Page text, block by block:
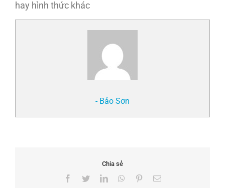
hay hình thức khác
- Bảo Sơn
Chia sẻ
Facebook
TwitterLinkedInWhatsApp
PinterestEmail